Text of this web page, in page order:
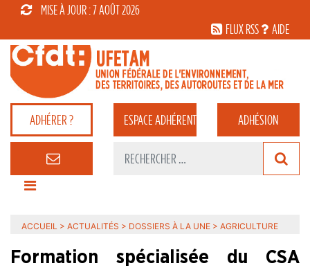
MISE À JOUR : 7 AOÛT 2026
FLUX RSS
AIDE
ADHÉRER ? ESPACEADHÉRENT ADHÉSION
ACCUEIL > ACTUALITÉS > DOSSIERS À LA UNE > AGRICULTURE
Formation spécialisée du CSA